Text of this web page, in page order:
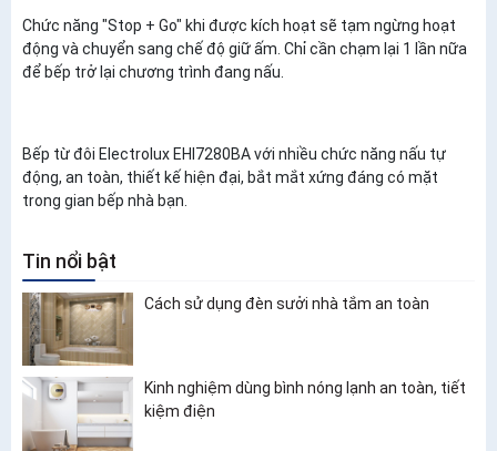
Chức năng "Stop + Go" khi được kích hoạt sẽ tạm ngừng hoạt
động và chuyển sang chế độ giữ ấm. Chỉ cần chạm lại 1 lần nữa
để bếp trở lại chương trình đang nấu.
Bếp từ đôi Electrolux EHI7280BA với nhiều chức năng nấu tự
động, an toàn, thiết kế hiện đại, bắt mắt xứng đáng có mặt
trong gian bếp nhà bạn.
Tin nổi bật
Cách sử dụng đèn sưởi nhà tắm an toàn
Kinh nghiệm dùng bình nóng lạnh an toàn, tiết
kiệm điện